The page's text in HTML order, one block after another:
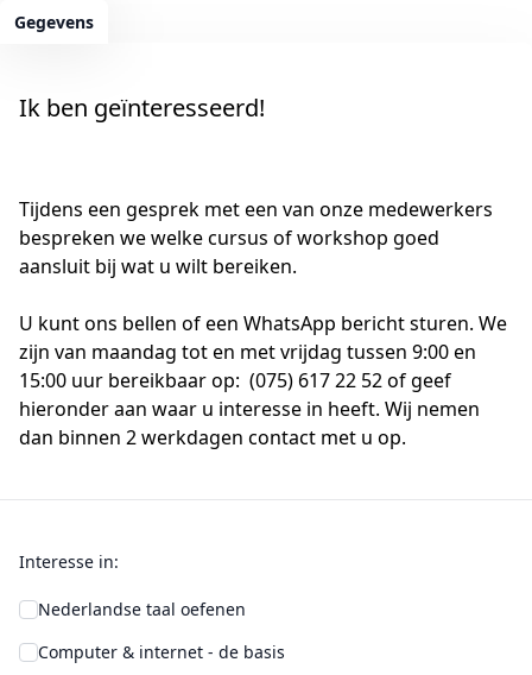
Gegevens
Ik ben geïnteresseerd!
Tijdens een gesprek met een van onze medewerkers
bespreken we welke cursus of workshop goed
aansluit bij wat u wilt bereiken.
U kunt ons bellen of een WhatsApp bericht sturen. We
zijn van maandag tot en met vrijdag tussen 9:00 en
15:00 uur bereikbaar op: (075) 617 22 52 of geef
hieronder aan waar u interesse in heeft. Wij nemen
dan binnen 2 werkdagen contact met u op.
Interesse in:
Nederlandse taal oefenen
Computer & internet - de basis